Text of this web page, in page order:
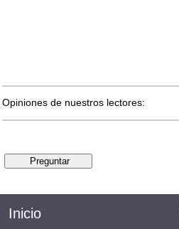
Opiniones de nuestros lectores:
Inicio